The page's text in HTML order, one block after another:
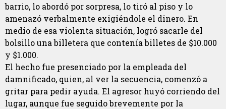
barrio, lo abordó por sorpresa, lo tiró al piso y lo
amenazó verbalmente exigiéndole el dinero. En
medio de esa violenta situación, logró sacarle del
bolsillo una billetera que contenía billetes de $10.000
y $1.000.
El hecho fue presenciado por la empleada del
damnificado, quien, al ver la secuencia, comenzó a
gritar para pedir ayuda. El agresor huyó corriendo del
lugar, aunque fue seguido brevemente por la